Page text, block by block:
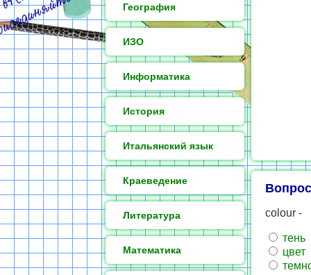
География
ИЗО
Информатика
История
Итальянский язык
Краеведение
Литература
Математика
colour -
тень
цвет